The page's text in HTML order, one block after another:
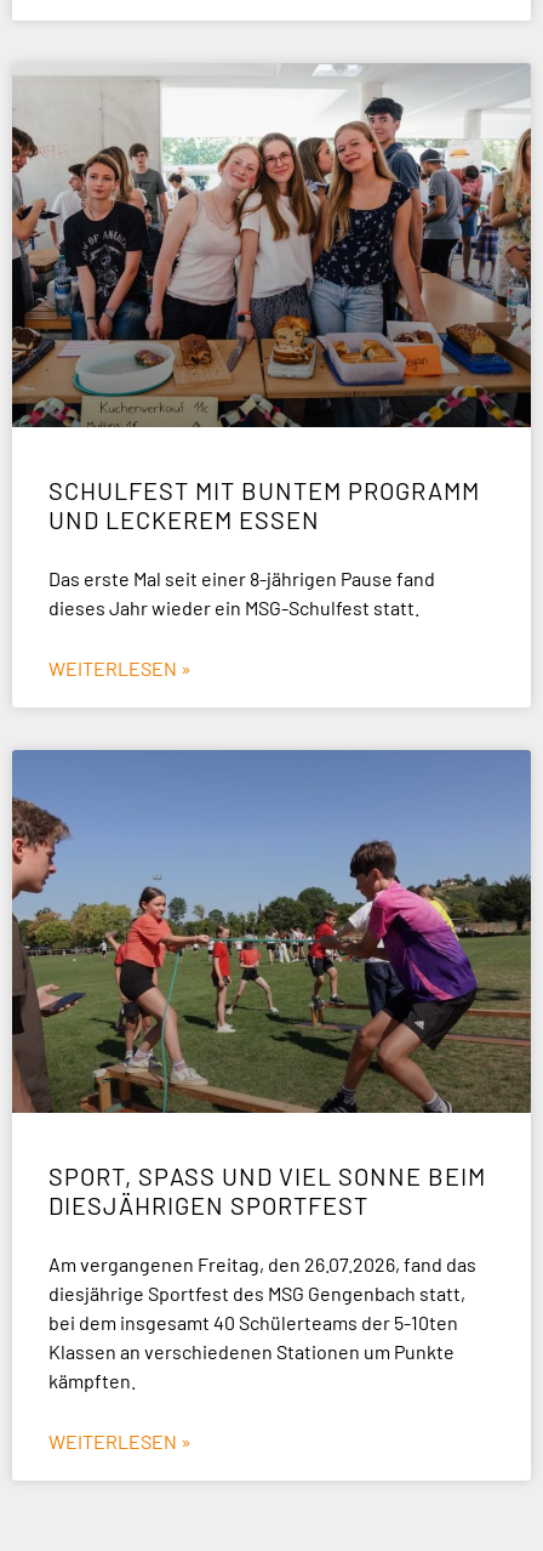
SCHULFEST MIT BUNTEM PROGRAMM
UND LECKEREM ESSEN
Das erste Mal seit einer 8-jährigen Pause fand
dieses Jahr wieder ein MSG-Schulfest statt.
WEITERLESEN »
SPORT, SPASS UND VIEL SONNE BEIM D
IESJÄHRIGEN SPORTFEST
Am vergangenen Freitag, den 26.07.2026, fand das
diesjährige Sportfest des MSG Gengenbach statt,
bei dem insgesamt 40 Schülerteams der 5-10ten
Klassen an verschiedenen Stationen um Punkte
kämpften.
WEITERLESEN »